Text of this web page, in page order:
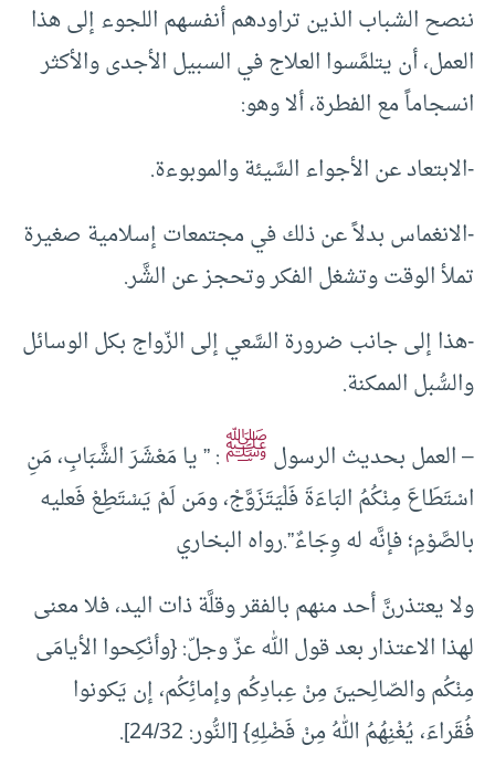
ننصح الشباب الذين تراودهم أنفسهم اللجوء إلى هذا
العمل‏،‏ أن يتلمَّسوا العلاج في السبيل الأجدى والأكثر
انسجاماً مع الفطرة‏،‏ ألا وهو:
-الابتعاد عن الأجواء السَّيئة والموبوءة‏.‏
-الانغماس بدلاً عن ذلك في مجتمعات إسلامية صغيرة
تملأ الوقت وتشغل الفكر وتحجز عن الشَّر‏.‏
-هذا إلى جانب ضرورة السَّعي إلى الزّواج بكل الوسائل
والسُّبل الممكنة‏.‏
– العمل بحديث الرسولﷺ: ” يا مَعْشَرَ الشَّبَابِ، مَنِ
اسْتَطَاعَ مِنْكُمُ البَاءَةَ فَلْيَتَزَوَّجْ، ومَن لَمْ يَسْتَطِعْ فَعليه
بالصَّوْمِ؛ فإنَّه له وِجَاءٌ”.رواه البخاري
ولا يعتذرنَّ أحد منهم بالفقر وقلَّة ذات اليد‏،‏ فلا معنى
لهذا الاعتذار بعد قول الله عزّ وجلّ‏:‏ ‏{‏وأنْكِحوا الأيامَى
مِنْكُم والصّالِحينَ مِنْ عِبادِكُم وإمائِكُم‏،‏ إن يَكونوا
فُقَراءَ‏،‏ يُغْنِهُمُ اللهُ مِنْ فَضْلِهِ‏}‏ ‏[‏النُّور‏:‏ 24/32‏]‏‏.‏